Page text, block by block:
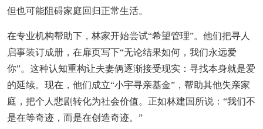
但也可能阻碍家庭回归正常生活。
在专业机构帮助下，林家开始尝试“希望管理”。他们把寻人
启事装订成册，在扉页写下“无论结果如何，我们永远爱
你”。这种认知重构让夫妻俩逐渐接受现实：寻找本身就是爱
的延续。现在，他们成立“小宇寻亲基金”，帮助其他失亲家
庭，把个人悲剧转化为社会价值。正如林建国所说：“我们不
是在等奇迹，而是在创造奇迹。”